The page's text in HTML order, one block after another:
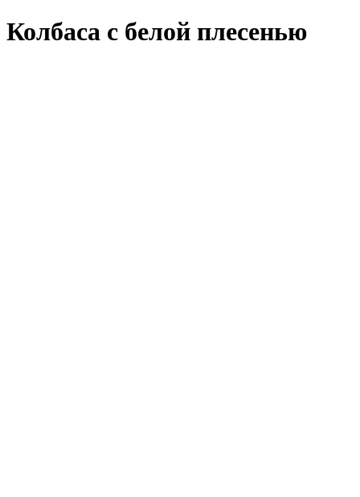
Колбаса с белой плесенью